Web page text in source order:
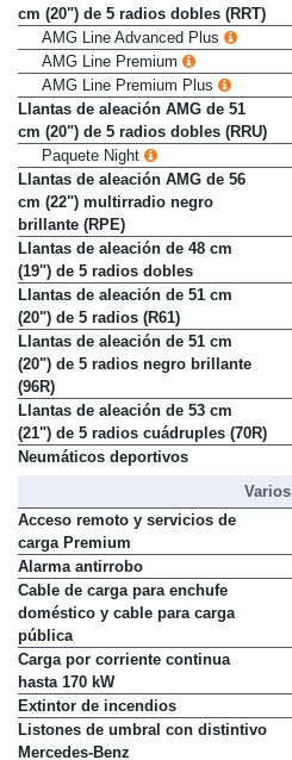
Llantas de aleación AMG de 51
cm (20") de 5 radios dobles (RRT)
AMG Line Advanced Plus
AMG Line Premium
AMG Line Premium Plus
Llantas de aleación AMG de 51
cm (20") de 5 radios dobles (RRU)
Paquete Night
Llantas de aleación AMG de 56
cm (22") multirradio negro
brillante (RPE)
Llantas de aleación de 48 cm
(19") de 5 radios dobles
Llantas de aleación de 51 cm
(20") de 5 radios (R61)
Llantas de aleación de 51 cm
(20") de 5 radios negro brillante
(96R)
Llantas de aleación de 53 cm
(21") de 5 radios cuádruples (70R)
Varios
Acceso remoto y servicios de
carga Premium
Alarma antirrobo
Cable de carga para enchufe
doméstico y cable para carga
pública
Carga por corriente continua
hasta 170 kW
Extintor de incendios
Listones de umbral con distintivo